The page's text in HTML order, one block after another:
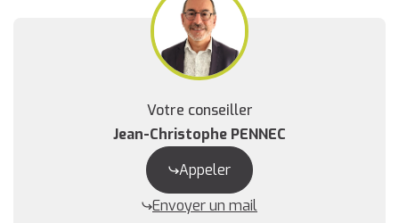
Votre conseiller
Jean-Christophe PENNEC
Appeler
Envoyer un mail